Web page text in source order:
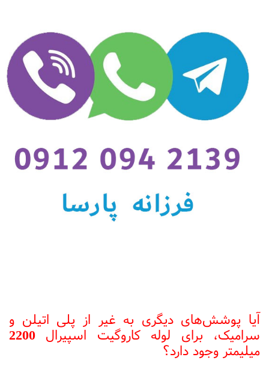
سرامیک، برای لوله کاروگیت اسپیرال 2200
میلیمتر وجود دارد؟
بله، علاوه بر پوشش‌های پلی‌اتیلن و سرامیکی، پوشش‌های